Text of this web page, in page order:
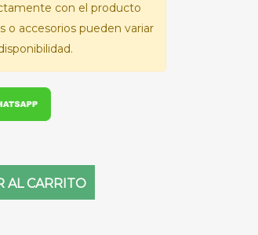
con el producto
o accesorios pueden variar
AL CARRITO